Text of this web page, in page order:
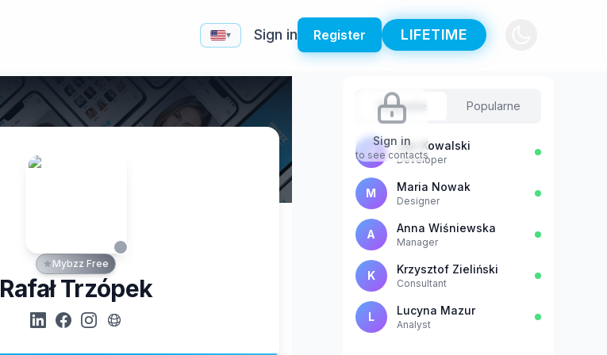
▾ Sign in Register LIFETIME
Mybzz Free
Rafał Trzópek
Sign in
to see contacts
Sugestie Popularne
J Jan Kowalski
Developer
M Maria Nowak
Designer
A Anna Wiśniewska
Manager
K Krzysztof Zieliński
Consultant
L Lucyna Mazur
Analyst